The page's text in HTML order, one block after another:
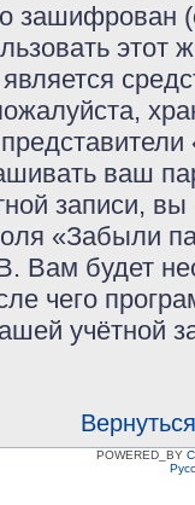
зашифрован
этот
ваш
записи,
«Забыли
Вам будет
чего
учётной
POWERED_BY